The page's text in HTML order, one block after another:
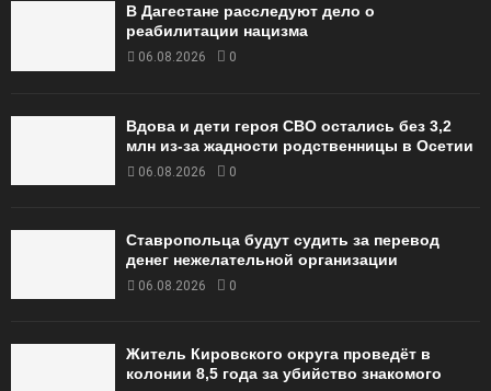
В Дагестане расследуют дело о
реабилитации нацизма
06.08.2026 0
Вдова и дети героя СВО остались без 3,2
млн из-за жадности родственницы в Осетии
06.08.2026 0
Ставропольца будут судить за перевод
денег нежелательной организации
06.08.2026 0
Житель Кировского округа проведёт в
колонии 8,5 года за убийство знакомого